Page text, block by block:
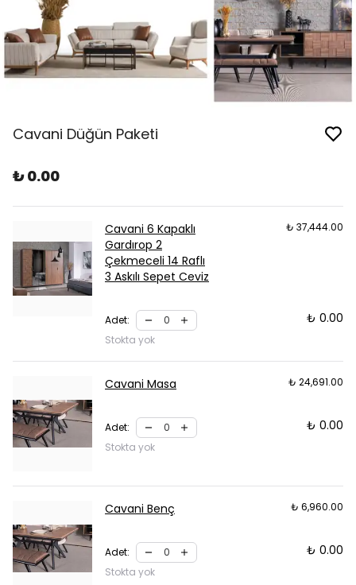
Cavani Düğün Paketi
₺ 0.00
Cavani 6 Kapaklı
Gardırop 2
Çekmeceli 14 Raflı
3 Askılı Sepet Ceviz
₺ 37,444.00
Adet: ₺ 0.00
Stokta yok
Cavani Masa ₺ 24,691.00
Adet: ₺ 0.00
Stokta yok
Cavani Benç ₺ 6,960.00
Adet: ₺ 0.00
Stokta yok